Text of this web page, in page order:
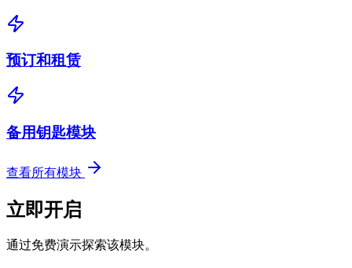
预订和租赁
备用钥匙模块
查看所有模块
立即开启
通过免费演示探索该模块。